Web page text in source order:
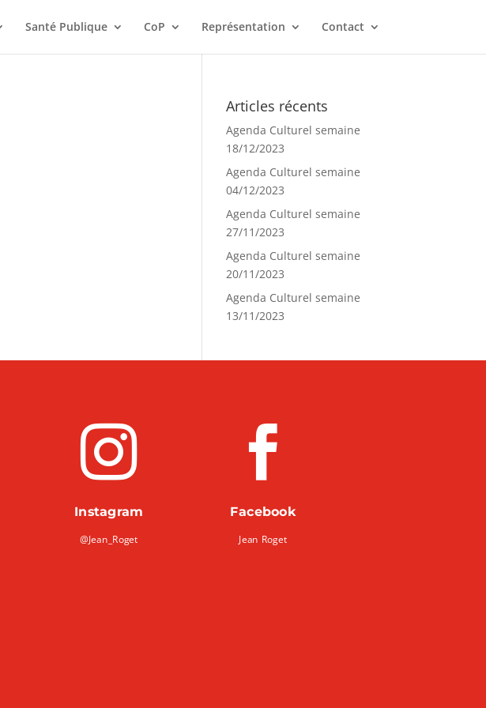
Santé Publique CoP Représentation Contact
Articles récents
Agenda Culturel semaine
18/12/2023
Agenda Culturel semaine
04/12/2023
Agenda Culturel semaine
27/11/2023
Agenda Culturel semaine
20/11/2023
Agenda Culturel semaine
13/11/2023

Instagram
@Jean_Roget

Facebook
Jean Roget